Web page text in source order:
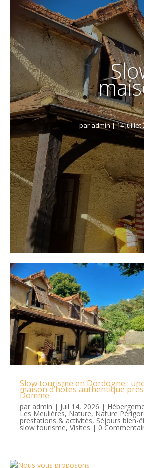
paradmin|14 juillet
Slow tourisme en Dordogne :
maison d’hôtes authentique
Domme
par admin | Juil 14, 2026 |
Les Meulières, Nature, Nature
prestations & activités, Séjours bien-
slow tourisme, Visites | 0